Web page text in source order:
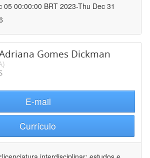
05 00:00:00 BRT 2023-Thu Dec 31
Gomes Dickman
E-mail
Currículo